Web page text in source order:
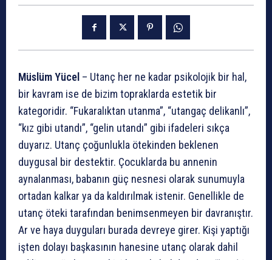
Müslüm Yücel – Utanç her ne kadar psikolojik bir hal,
bir kavram ise de bizim topraklarda estetik bir
kategoridir. “Fukaralıktan utanma”, “utangaç delikanlı”,
“kız gibi utandı”, “gelin utandı” gibi ifadeleri sıkça
duyarız. Utanç çoğunlukla ötekinden beklenen
duygusal bir destektir. Çocuklarda bu annenin
aynalanması, babanın güç nesnesi olarak sunumuyla
ortadan kalkar ya da kaldırılmak istenir. Genellikle de
utanç öteki tarafından benimsenmeyen bir davranıştır.
Ar ve haya duyguları burada devreye girer. Kişi yaptığı
işten dolayı başkasının hanesine utanç olarak dahil